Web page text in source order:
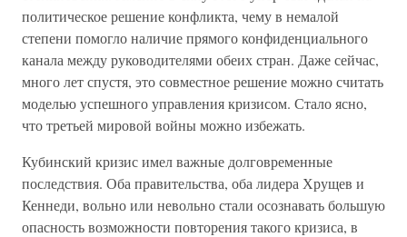
политическое решение конфликта, чему в немалой
степени помогло наличие прямого конфиденциального
канала между руководителями обеих стран. Даже сейчас,
много лет спустя, это совместное решение можно считать
моделью успешного управления кризисом. Стало ясно,
что третьей мировой войны можно избежать.
Кубинский кризис имел важные долговременные
последствия. Оба правительства, оба лидера Хрущев и
Кеннеди, вольно или невольно стали осознавать большую
опасность возможности повторения такого кризиса, в